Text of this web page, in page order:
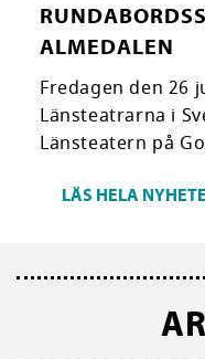
ALMEDALEN
Fredagen den 26
Länsteatrarna i
Länsteatern på
LÄS HELA